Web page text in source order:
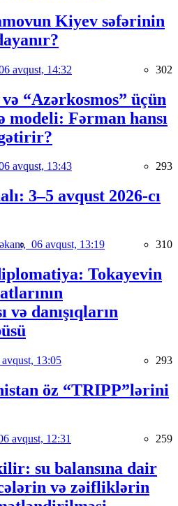
Kiyev səfərinin
avqust, 14:32 302
“Azərkosmos” üçün
modeli: Fərman hansı
avqust, 13:43 293
3–5 avqust 2026-cı
06 avqust, 13:19 310
Tokayevin
və danışıqların
13:05 293
öz “TRIPP”lərini
avqust, 12:31 259
su balansına dair
və zəifliklərin